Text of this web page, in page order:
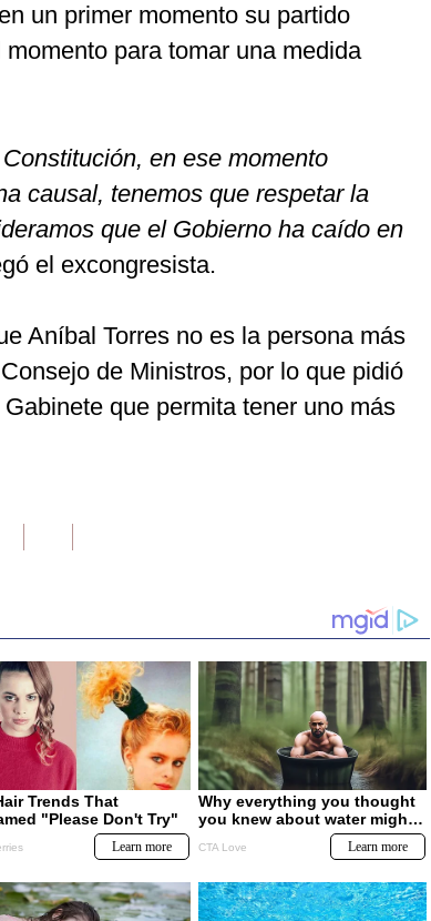
un primer momento su partido
para tomar una medida
en ese momento
causal, tenemos que respetar la
que el Gobierno ha caído en
el excongresista.
Aníbal Torres no es la persona más
de Ministros, por lo que pidió
que permita tener uno más